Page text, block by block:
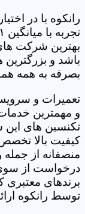
رانکوه با در
بهترین شرکت
باشد و
بصرفه به همه
تعمیرات و
و مهمترین
تکنسین های
کیفیت بالا
منصفانه از
درخواست از
برندهای
توسط رانکوه